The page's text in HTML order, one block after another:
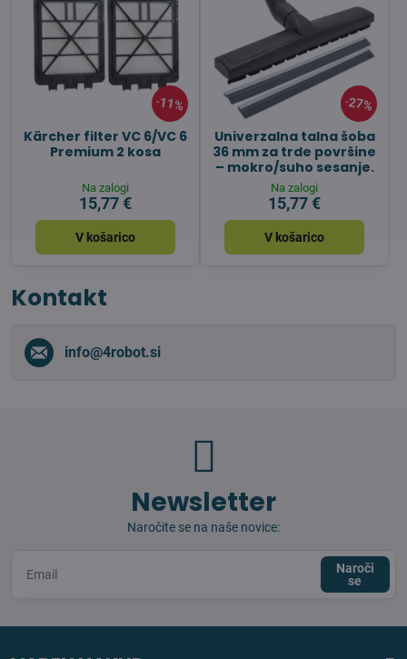
11%
Kärcher filter VC 6/VC 6
Premium 2 kosa
Na zalogi
15,77 €
V košarico
27%
Univerzalna talna šoba
36 mm za trde površine
– mokro/suho sesanje.
Na zalogi
15,77 €
V košarico
Kontakt
info​@4robot​.si
Newsletter
Naročite se na naše novice:
Naroči
se